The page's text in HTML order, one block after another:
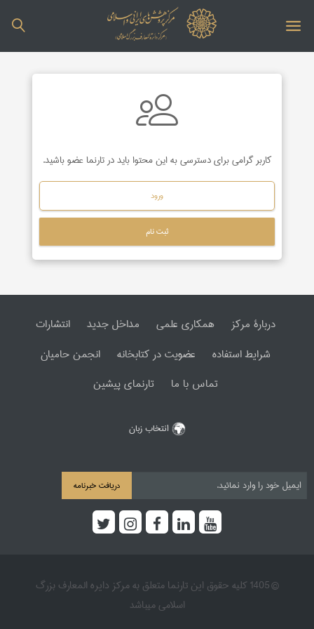
کاربر گرامی برای دسترسی به این محتوا باید در تارنما عضو باشید.
ورود
ثبت نام
دربارۀ مرکز همکاری علمی مداخل جدید
انتشارات
شرایط استفاده
عضویت در کتابخانه
انجمن حامیان
تماس با ما
تارنمای پیشین
انتخاب زبان
دریافت خبرنامه
© 1405 کلیه حقوق این تارنما متعلق به مرکز دایره المعارف بزرگ
اسلامی میباشد